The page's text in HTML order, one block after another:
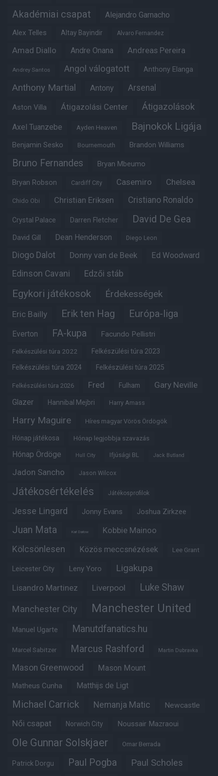
Akadémiai csapat Alejandro Garnacho
Alex Telles Altay Bayindir Alvaro Fernandez
Amad Diallo Andre Onana Andreas Pereira
Andrey Santos Angol válogatott Anthony Elanga
Anthony Martial Antony Arsenal
Aston Villa Átigazolási Center Átigazolások
Axel Tuanzebe Ayden Heaven Bajnokok Ligája
Benjamin Sesko Bournemouth Brandon Williams
Bruno Fernandes Bryan Mbeumo
Bryan Robson Cardiff City Casemiro Chelsea
Chido Obi Christian Eriksen Cristiano Ronaldo
Crystal Palace Darren Fletcher David De Gea
David Gill Dean Henderson Diego Leon
Diogo Dalot Donny van de Beek Ed Woodward
Edinson Cavani Edzői stáb
Egykori játékosok Érdekességek
Eric Bailly Erik ten Hag Európa-liga
Everton FA-kupa Facundo Pellistri
Felkészülési túra 2022 Felkészülési túra 2023
Felkészülési túra 2024 Felkészülési túra 2025
Felkészülési túra 2026 Fred Fulham Gary Neville
Glazer Hannibal Mejbri Harry Amass
Harry Maguire Híres magyar Vörös Ördögök
Hónap játékosa Hónap legjobbja szavazás
Hónap Ördöge Hull City Ifjúsági BL Jack Butland
Jadon Sancho Jason Wilcox
Játékosértékelés Játékosprofilok
Jesse Lingard Jonny Evans Joshua Zirkzee
Juan Mata Karl Darlow Kobbie Mainoo
Kölcsönlesen Közös meccsnézések Lee Grant
Leicester City Leny Yoro Ligakupa
Lisandro Martinez Liverpool Luke Shaw
Manchester City Manchester United
Manuel Ugarte Manutdfanatics.hu
Marcel Sabitzer Marcus Rashford Martin Dubravka
Mason Greenwood Mason Mount
Matheus Cunha Matthijs de Ligt
Michael Carrick Nemanja Matic Newcastle
Női csapat Norwich City Noussair Mazraoui
Ole Gunnar Solskjaer Omar Berrada
Patrick Dorgu Paul Pogba Paul Scholes